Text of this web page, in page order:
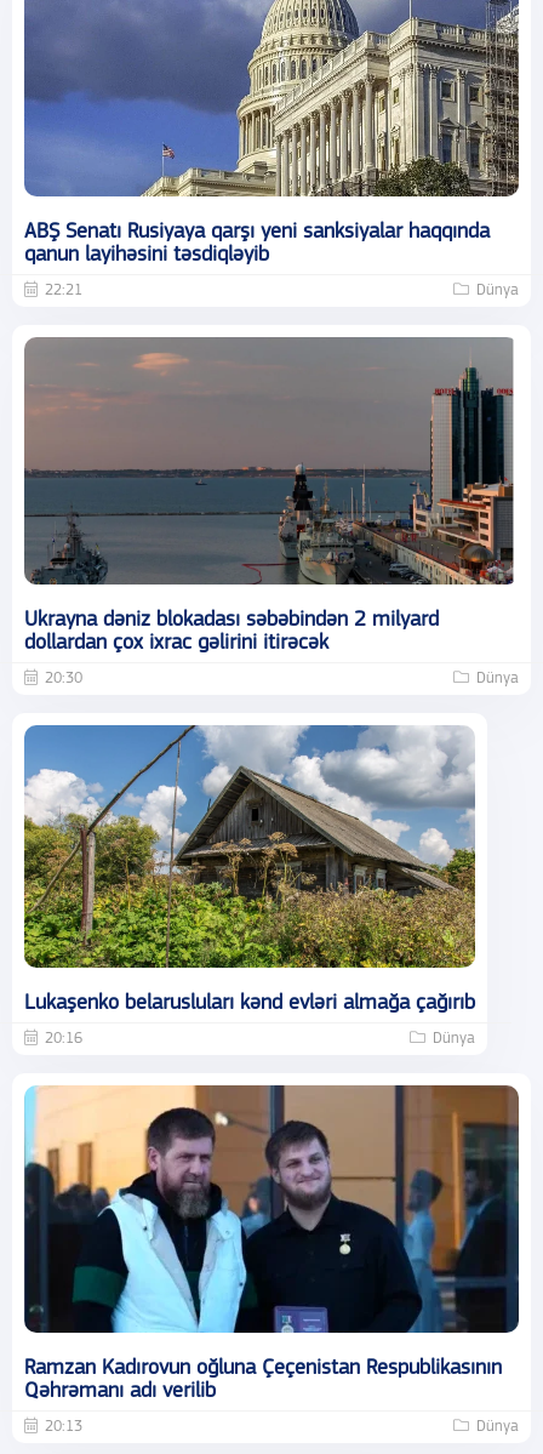
ABŞ Senatı Rusiyaya qarşı yeni sanksiyalar haqqında
qanun layihəsini təsdiqləyib
22:21 Dünya
Ukrayna dəniz blokadası səbəbindən 2 milyard
dollardan çox ixrac gəlirini itirəcək
20:30 Dünya
Lukaşenko belarusluları kənd evləri almağa çağırıb
20:16 Dünya
Ramzan Kadırovun oğluna Çeçenistan Respublikasının
Qəhrəmanı adı verilib
20:13 Dünya